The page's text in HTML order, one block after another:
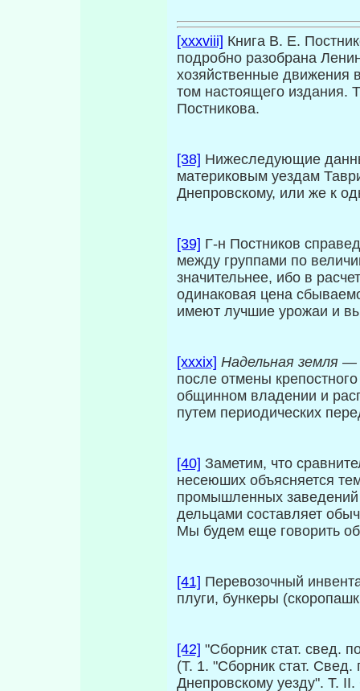
[xxxviii] Книга В. Е.
подробно разобрана
хозяйственные движения
том настоящего издания.
Постникова.
[38] Нижеследующие
материковым уездам
Днепровскому, или же к
[39] Г-н Постников
между группами по
значительнее, ибо в
одинаковая цена
имеют лучшие урожаи и
[xxxix] Надельная земля —
после отмены
общинном владении и
путем периодических
[40] Заметим, что
несеюших объясняется
промышленных
дельцами составляет
Мы будем еще говорить
[41] Перевозочный
плуги, бункеры
[42] "Сборник стат. свед.
(Т. 1. "Сборник стат. Свед.
Днепровскому уезду". Т.